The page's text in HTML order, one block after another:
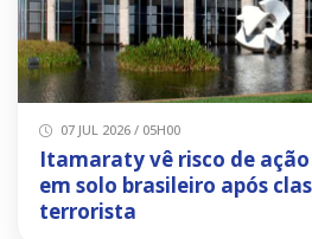
07 JUL 2026 / 05H00
Itamaraty vê risco de
em solo brasileiro após
terrorista